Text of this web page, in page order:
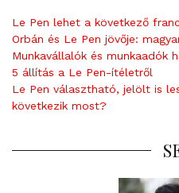
Le Pen lehet a következő
Orbán és Le Pen jövője:
Munkavállalók és munkaadók
5 állítás a Le Pen-ítéletről
Le Pen választható, jelölt is
következik most?